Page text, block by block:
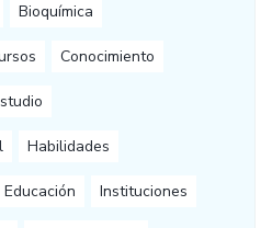
Bioquímica
Conocimiento
Habilidades
Educación Instituciones